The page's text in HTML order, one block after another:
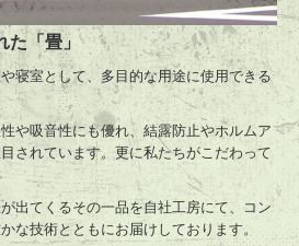
た「畳」
寝室として、多目的な用途に使用できる
や吸音性にも優れ、結露防止やホルムア
されています。更に私たちがこだわって
出てくるその一品を自社工房にて、コン
な技術とともにお届けしております。